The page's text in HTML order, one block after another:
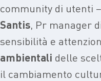
community di utenti
Santis, Pr manager
sensibilità e
ambientali delle
il cambiamento